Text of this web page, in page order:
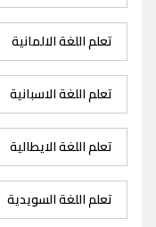
تعلم اللغة الالمانية
تعلم اللغة الاسبانية
تعلم اللغة الايطالية
تعلم اللغة السويدية